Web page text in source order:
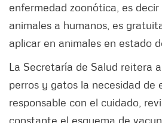
enfermedad zoonótica, es
animales a humanos, es
aplicar en animales en estado
La Secretaría de Salud reitera
perros y gatos la necesidad de
responsable con el cuidado,
constante el esquema de